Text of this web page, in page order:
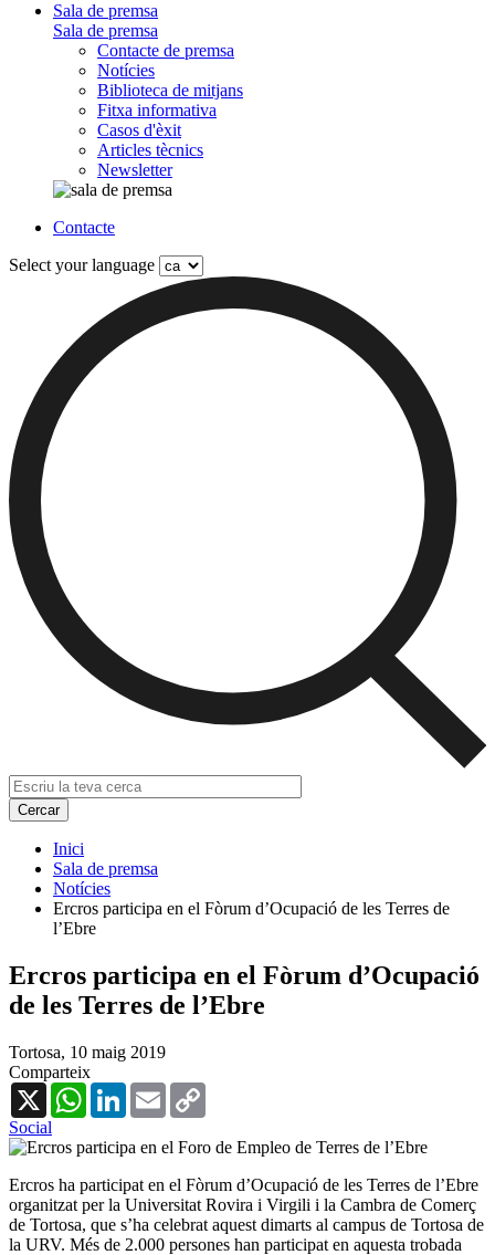
Sala de premsa
Sala de premsa
Contacte de premsa
Notícies
Biblioteca de mitjans
Fitxa informativa
Casos d'èxit
Articles tècnics
Newsletter
Contacte
Select your language
Inici
Sala de premsa
Notícies
Ercros participa en el Fòrum d’Ocupació de les Terres de
l’Ebre
Ercros participa en el Fòrum d’Ocupació
de les Terres de l’Ebre
Tortosa, 10 maig 2019
Comparteix
X
WhatsAppLinkedInEmail
Social
Ercros ha participat en el Fòrum d’Ocupació de les Terres de l’Ebre
organitzat per la Universitat Rovira i Virgili i la Cambra de Comerç
de Tortosa, que s’ha celebrat aquest dimarts al campus de Tortosa de
la URV. Més de 2.000 persones han participat en aquesta trobada